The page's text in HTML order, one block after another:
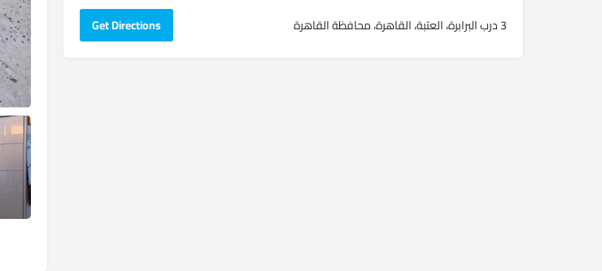
3 درب البرابرة، العتبة، القاهرة، محافظة القاهرة‬ Get Directions